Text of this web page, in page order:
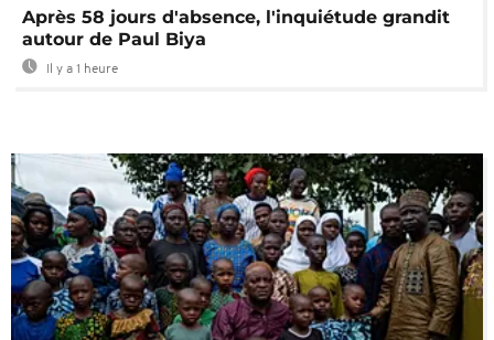
Après 58 jours d'absence, l'inquiétude grandit
autour de Paul Biya
Il y a 1 heure